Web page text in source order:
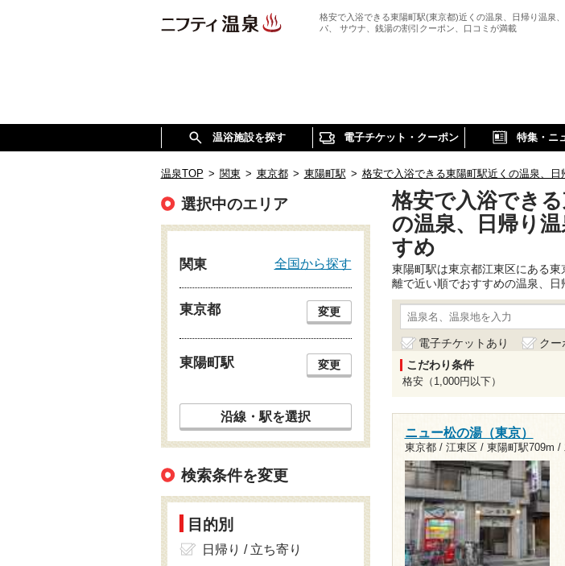
格安で入浴できる東陽町駅(東京都)近くの温泉、日帰り温泉
パ、 サウナ、銭湯の割引クーポン、口コミが満載
温浴施設を探す 電子チケット・クーポン 特集・ニ
温泉TOP > 関東 > 東京都 > 東陽町駅 > 格安で入浴できる東陽町駅近くの温泉、
格安で入浴でき
の温泉、日帰り
すめ
東陽町駅は東京都江東区にある
離で近い順でおすすめの温泉、日
電子チケットあり クー
こだわり条件
格安（1,000円以下）
ニュー松の湯（東京）
東京都 / 江東区 / 東陽町駅709m /
選択中のエリア
関東 全国から探す
東京都 変更
東陽町駅 変更
沿線・駅を選択
検索条件を変更
目的別
日帰り / 立ち寄り